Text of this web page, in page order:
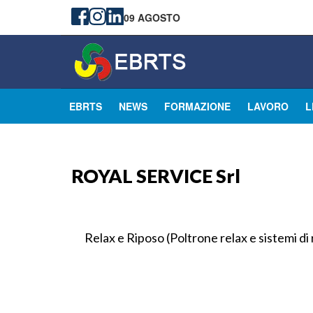
09 AGOSTO
EBRTS NEWS FORMAZIONE LAVORO
ROYAL SERVICE Srl
Relax e Riposo (Poltrone relax e sistemi di